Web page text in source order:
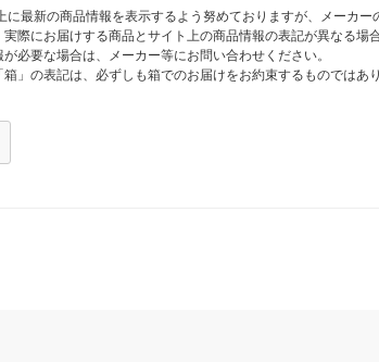
に最新の商品情報を表示するよう努めておりますが、メーカ
際にお届けする商品とサイト上の商品情報の表記が異なる
必要な場合は、メーカー等にお問い合わせください。
」の表記は、必ずしも箱でのお届けをお約束するものでは